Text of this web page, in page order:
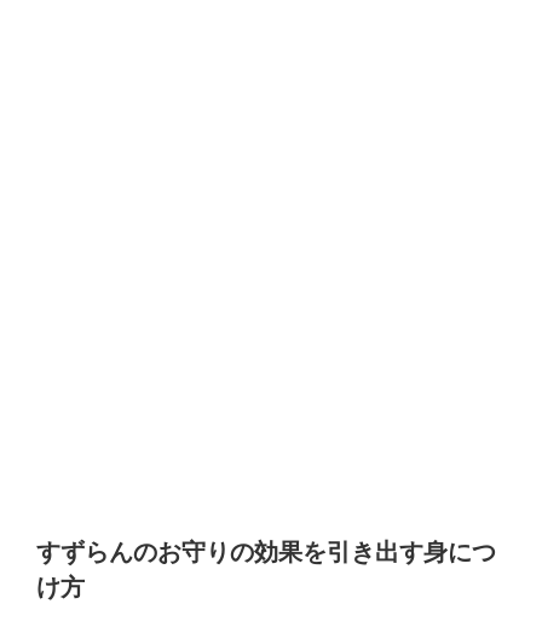
すずらんのお守りの効果を引き出す身につ
け方